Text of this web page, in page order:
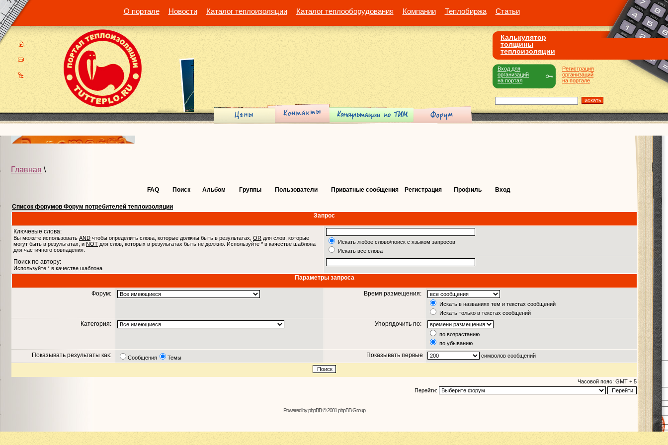
О портале Новости Каталог теплоизоляции Каталог теплооборудования Компании Теплобиржа Статьи
Калькулятор
толщины
теплоизоляции
Регистрация
организаций
на портале
Вход для
организаций
на портал
Главная \
FAQ Поиск Альбом Группы Пользователи Приватные сообщения Регистрация Профиль Вход
Список форумов Форум потребителей теплоизоляции
Запрос
Ключевые слова:
Вы можете использовать AND чтобы определить слова, которые должны быть в результатах, OR для слов, которые
могут быть в результатах, и NOT для слов, которых в результатах быть не должно. Используйте * в качестве шаблона
для частичного совпадения.
Искать любое слово/поиск с языком запросов
Искать все слова
Поиск по автору:
Используйте * в качестве шаблона
Параметры запроса
Форум: Время размещения:
Искать в названиях тем и текстах сообщений
Искать только в текстах сообщений
Категория: Упорядочить по:
по возрастанию
по убыванию
Показывать результаты как: Сообщения Темы Показывать первые символов сообщений
Часовой пояс: GMT + 5
Перейти:
Powered byphpBB© 2001 phpBB Group